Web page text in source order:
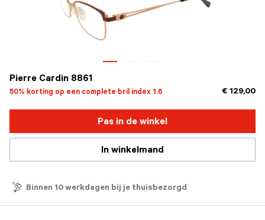
Pierre Cardin 8861
50% korting op een complete bril index 1.6 € 129,00
Pas in de winkel
In winkelmand
Binnen 10 werkdagen bij je thuisbezorgd